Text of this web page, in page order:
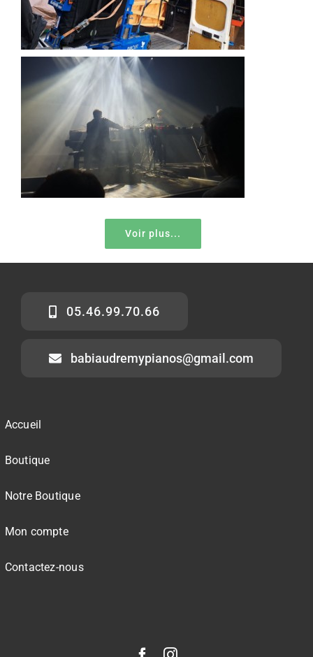
Voir plus...
05.46.99.70.66
babiaudremypianos@gmail.com
Accueil
Boutique
Notre Boutique
Mon compte
Contactez-nous